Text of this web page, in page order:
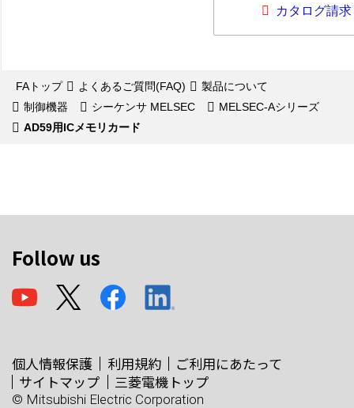
カタログ請求
FAトップ よくあるご質問(FAQ)
製品について
制御機器
シーケンサ MELSEC
MELSEC-Aシリーズ
AD59用ICメモリカード
Follow us
個人情報保護 利用規約
ご利用にあたって
サイトマップ
三菱電機トップ
© Mitsubishi Electric Corporation